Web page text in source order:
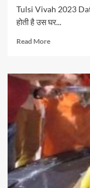
Tulsi Vivah 2023 Date
होती है उस घर...
Read More